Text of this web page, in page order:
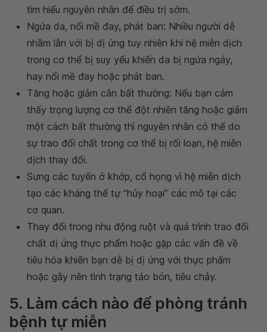
tìm hiểu nguyên nhân để điều trị sớm.
Ngứa da, nổi mề đay, phát ban: Nhiều người dễ
nhầm lẫn với bị dị ứng tuy nhiên khi hệ miễn dịch
trong cơ thể bị suy yếu khiến da bị ngứa ngáy,
hay nổi mề đay hoặc phát ban.
Tăng hoặc giảm cân bất thường: Nếu bạn cảm
thấy trọng lượng cơ thể đột nhiên tăng hoặc giảm
một cách bất thường thì nguyên nhân có thể do
sự trao đổi chất trong cơ thể bị rối loạn, hệ miễn
dịch thay đổi.
Sưng các tuyến ở khớp, cổ họng vì hệ miễn dịch
tạo các kháng thể tự “hủy hoại” các mô tại các
cơ quan.
Thay đổi trong nhu động ruột và quá trình trao đổi
chất dị ứng thực phẩm hoặc gặp các vấn đề về
tiêu hóa khiến bạn dễ bị dị ứng với thực phẩm
hoặc gây nên tình trạng táo bón, tiêu chảy.
5. Làm cách nào để phòng tránh
bệnh tự miễn